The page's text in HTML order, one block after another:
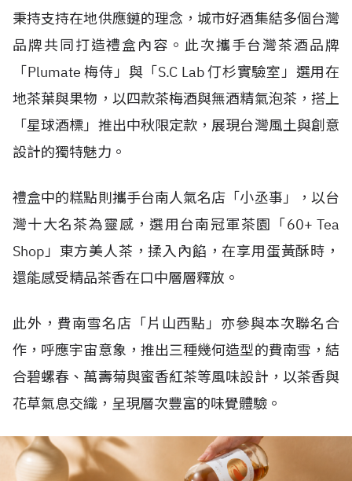
秉持支持在地供應鏈的理念，城市好酒集結多個台灣
品牌共同打造禮盒內容。此次攜手台灣茶酒品牌
「Plumate 梅侍」與「S.C Lab 仃杉實驗室」選用在
地茶葉與果物，以四款茶梅酒與無酒精氣泡茶，搭上
「星球酒標」推出中秋限定款，展現台灣風土與創意
設計的獨特魅力。
禮盒中的糕點則攜手台南人氣名店「小丞事」，以台
灣十大名茶為靈感，選用台南冠軍茶園「60+ Tea
Shop」東方美人茶，揉入內餡，在享用蛋黃酥時，
還能感受精品茶香在口中層層釋放。
此外，費南雪名店「片山西點」亦參與本次聯名合
作，呼應宇宙意象，推出三種幾何造型的費南雪，結
合碧螺春、萬壽菊與蜜香紅茶等風味設計，以茶香與
花草氣息交織，呈現層次豐富的味覺體驗。